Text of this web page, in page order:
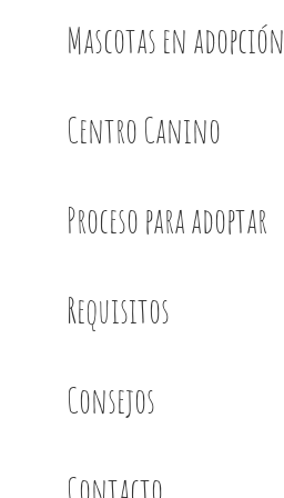
Mascotas en adopción
Centro Canino
Proceso para adoptar
Requisitos
Consejos